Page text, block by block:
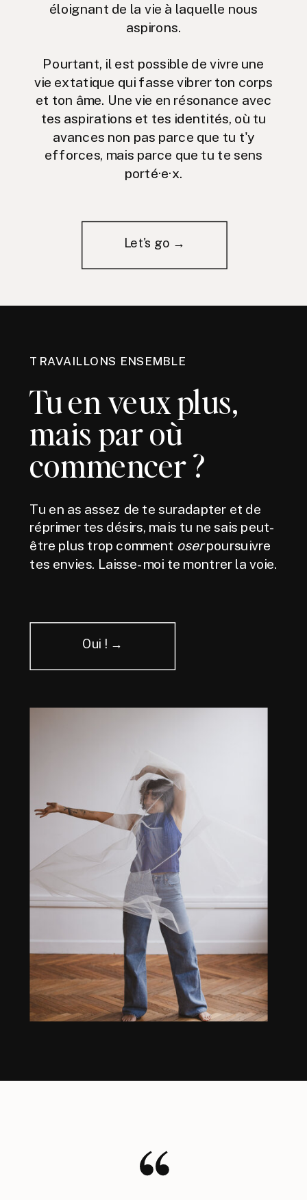
éloignant de la vie à laquelle nous
aspirons.
Pourtant, il est possible de vivre une
vie extatique qui fasse vibrer ton corps
et ton âme. Une vie en résonance avec
tes aspirations et tes identités, où tu
avances non pas parce que tu t'y
efforces, mais parce que tu te sens
porté·e·x.
Let's go →
TRAVAILLONS ENSEMBLE
Tu en veux plus,
mais par où
commencer ?
Tu en as assez de te suradapter et de
réprimer tes désirs, mais tu ne sais peut-
être plus trop comment oserpoursuivre
tes envies. Laisse-moi te montrer la voie.
Oui ! →